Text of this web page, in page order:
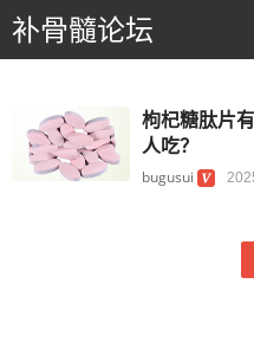
补骨髓论坛
枸杞糖肽片
人吃？
bugusui